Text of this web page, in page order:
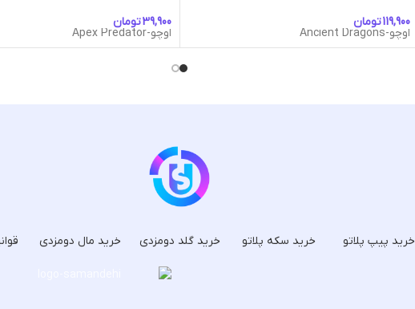
تومان
اوچو-Ancient Dragons
تومان
اوچو-Apex Predator
خرید پیپ پلاتو خرید سکه پلاتو خرید گلد دومزدی خرید مال دومزدی